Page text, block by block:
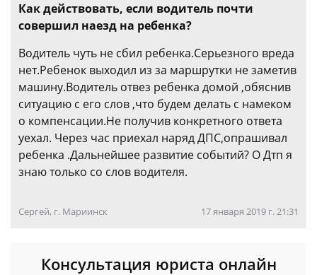
Как действовать, если водитель почти
совершил наезд на ребенка?
Водитель чуть не сбил ребенка.Серьезного вреда
нет.Ребенок выходил из за маршрутки не заметив
машину.Водитель отвез ребенка домой ,обяснив
ситуацию с его слов ,что будем делать с намеком
о компенсации.Не получив конкретного ответа
уехал. Через час приехал наряд ДПС,опрашивал
ребенка .Дальнейшее развитие событий? О Дтп я
знаю только со слов водителя.
Сергей, г. Мариинск 17 января 2019 г. 21:31
Консультация юриста онлайн